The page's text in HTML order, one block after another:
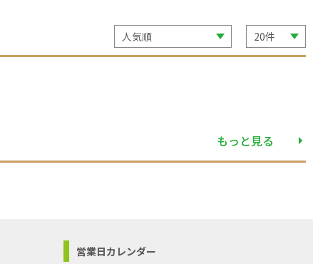
もっと見る
営業日カレンダー